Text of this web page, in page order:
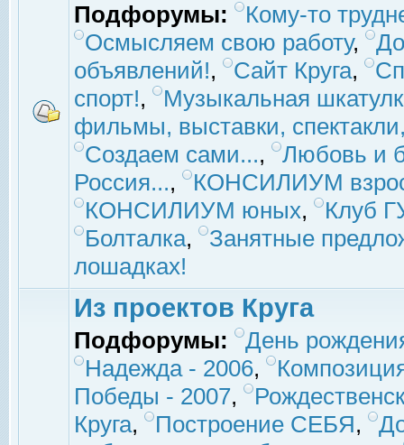
Подфорумы:
Кому-то
Осмысляем свою работу,
объявлений!, Сайт Круга,
спорт!,
Музыкальная
фильмы, выставки,
Создаем сами...,
Любовь и
Россия...,
КОНСИЛИУМ
КОНСИЛИУМ юных,
Клуб
Болталка,
Занятные
лошадках!
Из проектов Круга
Подфорумы:
День
Надежда - 2006,
Победы - 2007,
Круга, Построение СЕБЯ,